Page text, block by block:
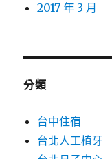
2017 年 3 月
分類
台中住宿
台北人工植牙